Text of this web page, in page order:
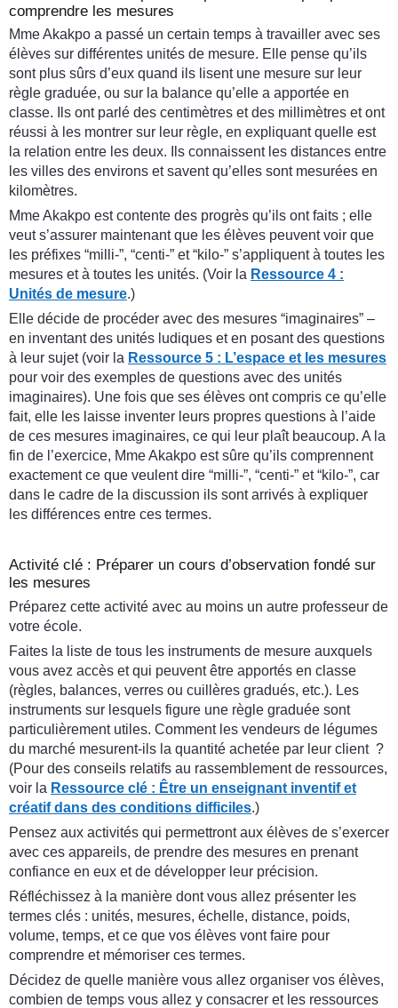
comprendre les mesures
Mme Akakpo a passé un certain temps à travailler avec ses
élèves sur différentes unités de mesure. Elle pense qu’ils
sont plus sûrs d’eux quand ils lisent une mesure sur leur
règle graduée, ou sur la balance qu’elle a apportée en
classe. Ils ont parlé des centimètres et des millimètres et ont
réussi à les montrer sur leur règle, en expliquant quelle est
la relation entre les deux. Ils connaissent les distances entre
les villes des environs et savent qu’elles sont mesurées en
kilomètres.
Mme Akakpo est contente des progrès qu’ils ont faits ; elle
veut s’assurer maintenant que les élèves peuvent voir que
les préfixes “milli-”, “centi-” et “kilo-” s’appliquent à toutes les
mesures et à toutes les unités. (Voir la Ressource 4 :
Unités de mesure.)
Elle décide de procéder avec des mesures “imaginaires” –
en inventant des unités ludiques et en posant des questions
à leur sujet (voir la Ressource 5 : L’espace et les mesures
pour voir des exemples de questions avec des unités
imaginaires). Une fois que ses élèves ont compris ce qu’elle
fait, elle les laisse inventer leurs propres questions à l’aide
de ces mesures imaginaires, ce qui leur plaît beaucoup. A la
fin de l’exercice, Mme Akakpo est sûre qu’ils comprennent
exactement ce que veulent dire “milli-”, “centi-” et “kilo-”, car
dans le cadre de la discussion ils sont arrivés à expliquer
les différences entre ces termes.
Activité clé : Préparer un cours d’observation fondé sur
les mesures
Préparez cette activité avec au moins un autre professeur de
votre école.
Faites la liste de tous les instruments de mesure auxquels
vous avez accès et qui peuvent être apportés en classe
(règles, balances, verres ou cuillères gradués, etc.). Les
instruments sur lesquels figure une règle graduée sont
particulièrement utiles. Comment les vendeurs de légumes
du marché mesurent-ils la quantité achetée par leur client ?
(Pour des conseils relatifs au rassemblement de ressources,
voir la Ressource clé : Être un enseignant inventif et
créatif dans des conditions difficiles.)
Pensez aux activités qui permettront aux élèves de s’exercer
avec ces appareils, de prendre des mesures en prenant
confiance en eux et de développer leur précision.
Réfléchissez à la manière dont vous allez présenter les
termes clés : unités, mesures, échelle, distance, poids,
volume, temps, et ce que vos élèves vont faire pour
comprendre et mémoriser ces termes.
Décidez de quelle manière vous allez organiser vos élèves,
combien de temps vous allez y consacrer et les ressources